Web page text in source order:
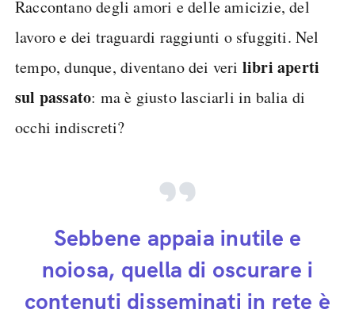
Raccontano degli amori e delle amicizie, del
lavoro e dei traguardi raggiunti o sfuggiti. Nel
tempo, dunque, diventano dei veri libri aperti
sul passato: ma è giusto lasciarli in balia di
occhi indiscreti?
Sebbene appaia inutile e
noiosa, quella di oscurare i
contenuti disseminati in rete è